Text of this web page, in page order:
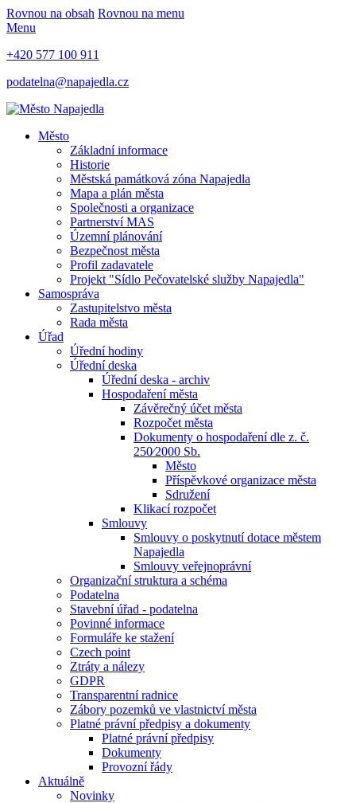
Rovnou na obsah Rovnou na menu
Menu
+420 577 100 911
podatelna@napajedla.cz
Město
Základní informace
Historie
Městská památková zóna Napajedla
Mapa a plán města
Společnosti a organizace
Partnerství MAS
Územní plánování
Bezpečnost města
Profil zadavatele
Projekt "Sídlo Pečovatelské služby Napajedla"
Samospráva
Zastupitelstvo města
Rada města
Úřad
Úřední hodiny
Úřední deska
Úřední deska - archiv
Hospodaření města
Závěrečný účet města
Rozpočet města
Dokumenty o hospodaření dle z. č.
250⁄2000 Sb.
Město
Příspěvkové organizace města
Sdružení
Klikací rozpočet
Smlouvy
Smlouvy o poskytnutí dotace městem
Napajedla
Smlouvy veřejnoprávní
Organizační struktura a schéma
Podatelna
Stavební úřad - podatelna
Povinné informace
Formuláře ke stažení
Czech point
Ztráty a nálezy
GDPR
Transparentní radnice
Zábory pozemků ve vlastnictví města
Platné právní předpisy a dokumenty
Platné právní předpisy
Dokumenty
Provozní řády
Aktuálně
Novinky